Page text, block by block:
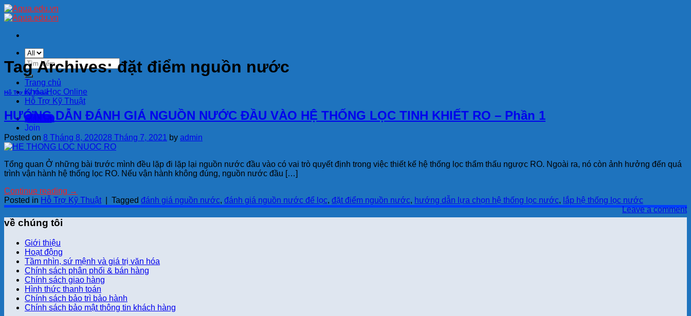
Skip
to
Tìm
kiếm:
Trang chủ
Khóa Học Online
Hỗ Trợ Kỹ Thuật
Sign Up
Join
Tag Archives:đặt điểm nguồn nước
Hỗ Trợ Kỹ Thuật
HƯỚNG DẪN ĐÁNH GIÁ NGUỒN NƯỚC ĐẦU VÀO HỆ THỐNG LỌC TINH KHIẾT RO – Phần 1
Posted on 8 Tháng 8, 202028 Tháng 7, 2021 by admin
Tổng quan Ở những bài trước mình đều lặp đi lặp lại nguồn nước đầu vào có vai trò quyết định trong việc thiết kế hệ thống lọc thẩm thấu ngược RO. Ngoài ra, nó còn ảnh hưởng đến quá
trình vận hành hệ thống lọc RO. Nếu vận hành không đúng, nguồn nước đầu […]
Continue reading →
Posted in Hỗ Trợ Kỹ Thuật Tagged đánh giá nguồn nước, đánh giá nguồn nước để lọc, đặt điểm nguồn nước, hướng dẫn lựa chọn hệ thống lọc nước, lắp hệ thống lọc nước
Leave a comment
về chúng tôi
Giới thiệu
Hoạt động
Tầm nhìn, sứ mệnh và giá trị văn hóa
Chính sách phân phối & bán hàng
Chính sách giao hàng
Hình thức thanh toán
Chính sách bảo trì bảo hành
Chính sách bảo mật thông tin khách hàng